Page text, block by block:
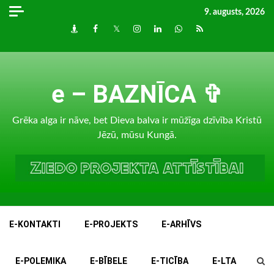
Skip
9. augusts, 2026
DraugiemFacebook
TwitterInstagram
LinkedInwhatsapp
RSS
e – BAZNĪCA ✞
Grēka alga ir nāve, bet Dieva balva ir mūžīga dzīvība Kristū
Jēzū, mūsu Kungā.
E-KONTAKTI E-PROJEKTS E-ARHĪVS
E-POLEMIKA E-BĪBELE E-TICĪBA E-LTA